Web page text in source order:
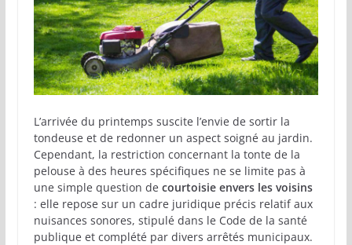
L’arrivée du printemps suscite l’envie de sortir la
tondeuse et de redonner un aspect soigné au jardin.
Cependant, la restriction concernant la tonte de la
pelouse à des heures spécifiques ne se limite pas à
une simple question de courtoisie envers les voisins
: elle repose sur un cadre juridique précis relatif aux
nuisances sonores, stipulé dans le Code de la santé
publique et complété par divers arrêtés municipaux.